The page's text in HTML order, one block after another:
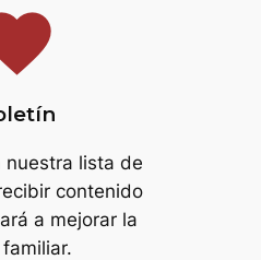
nuestra lista de
contenido
a mejorar la